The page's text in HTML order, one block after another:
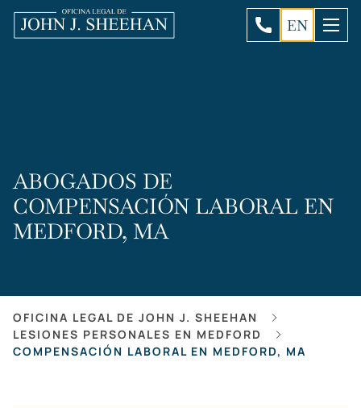
EN
ABOGADOS DE
COMPENSACIÓN LABORAL EN
MEDFORD, MA
OFICINA LEGAL DE JOHN J. SHEEHAN
LESIONES PERSONALES EN MEDFORD
COMPENSACIÓN LABORAL EN MEDFORD, MA